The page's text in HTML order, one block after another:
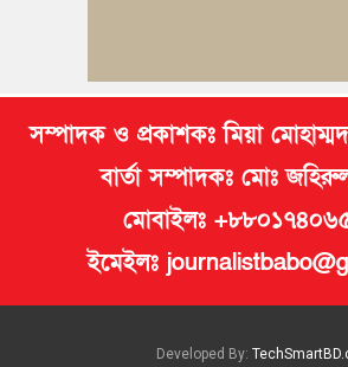
সম্পাদক ও প্রকাশকঃ মিয়া
বার্তা সম্পাদকঃ মোঃ
মোবাইলঃ
ইমেইলঃ
Developed By: